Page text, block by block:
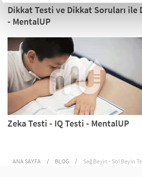
Dikkat Testi ve Dikkat Soruları
- MentalUP
Zeka Testi - IQ Testi - MentalUP
ANA SAYFA / BLOG / Sağ Beyin - Sol Beyin